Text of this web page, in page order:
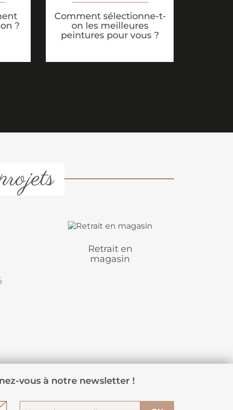
?
Comment sélectionne-t-
on les meilleures
peintures pour vous ?
Retrait en
magasin
vous à notre newsletter !